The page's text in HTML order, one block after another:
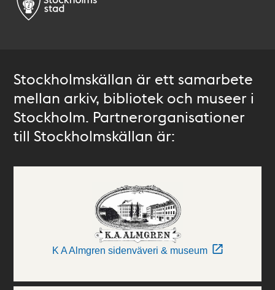
Stockholmskällan är ett samarbete
mellan arkiv, bibliotek och museer i
Stockholm. Partnerorganisationer
till Stockholmskällan är:
K A Almgren sidenväveri & museum